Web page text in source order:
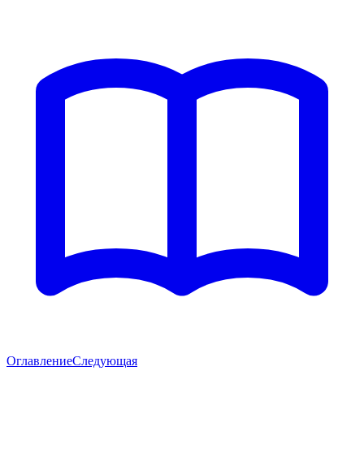
ОглавлениеСледующая